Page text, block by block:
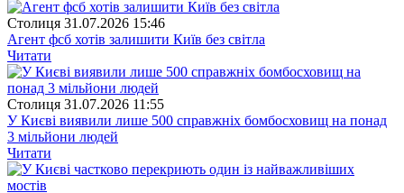
Столиця 31.07.2026 15:46
Агент фсб хотів залишити Київ без світла
Читати
Столиця 31.07.2026 11:55
У Києві виявили лише 500 справжніх бомбосховищ на понад
3 мільйони людей
Читати